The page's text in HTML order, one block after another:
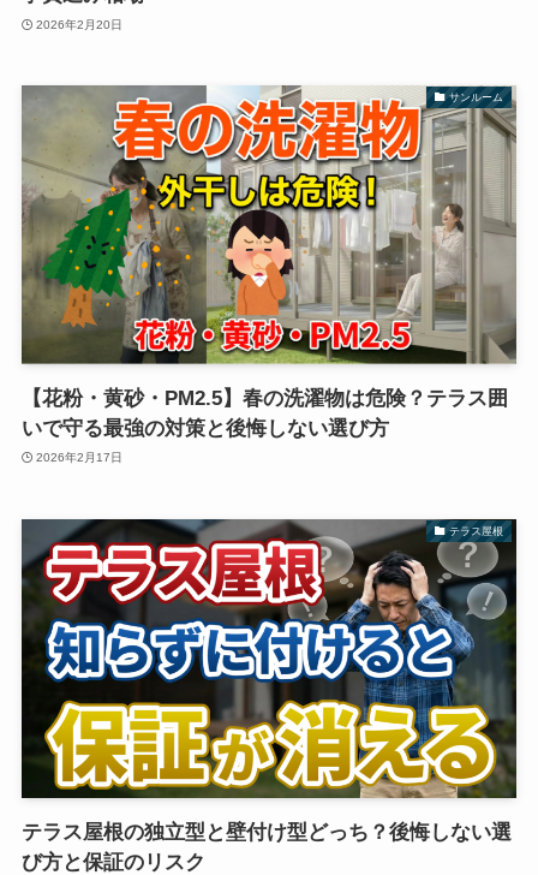
2026年2月20日
サンルーム
【花粉・黄砂・PM2.5】春の洗濯物は危険？テラス囲
いで守る最強の対策と後悔しない選び方
2026年2月17日
テラス屋根
テラス屋根の独立型と壁付け型どっち？後悔しない選
び方と保証のリスク